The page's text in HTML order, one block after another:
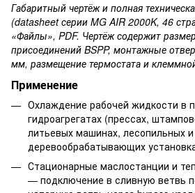
Габаритный чертёж и полная
(datasheet серии MG AIR 2000K, 46
«Файлы», PDF. Чертёж содержит
присоединений BSPP, монтажные
мм, размещение термостата и
Применение
Охлаждение рабочей жидкости в
гидроагрегатах (прессах,
литьевых машинах, лесопильных и
деревообрабатывающих
Стационарные маслостанции и
— подключение в сливную ветвь